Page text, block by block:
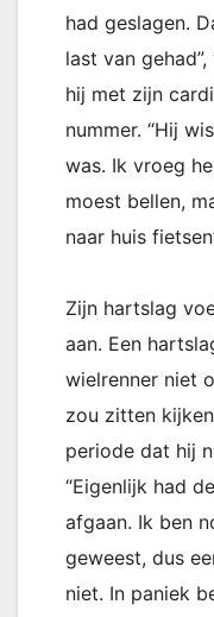
had geslagen.
last van
hij met zijn
nummer. “Hij
was. Ik vroeg
moest bellen,
naar huis
Zijn hartslag
aan. Een
wielrenner niet
zou zitten
periode dat hij
“Eigenlijk had
afgaan. Ik ben
geweest, dus
niet. In paniek